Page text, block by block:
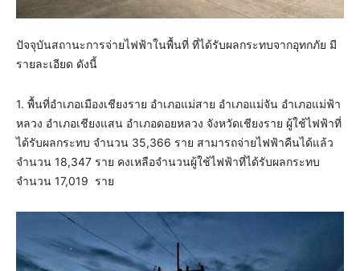
ปัจจุบันสถานะการจ่ายไฟฟ้าในพื้นที่ ที่ได้รับผลกระทบจากอุทกภัย มี
รายละเอียด ดังนี้
1. พื้นที่อำเภอเมืองเชียงราย อำเภอแม่สาย อำเภอแม่จัน อำเภอแม่ฟ้า
หลวง อำเภอเชียงแสน อำเภอดอยหลวง จังหวัดเชียงราย ผู้ใช้ไฟฟ้าที่
ได้รับผลกระทบ จำนวน 35,366 ราย สามารถจ่ายไฟฟ้าคืนได้แล้ว
จำนวน 18,347 ราย คงเหลือจำนวนผู้ใช้ไฟฟ้าที่ได้รับผลกระทบ
จำนวน 17,019 ราย